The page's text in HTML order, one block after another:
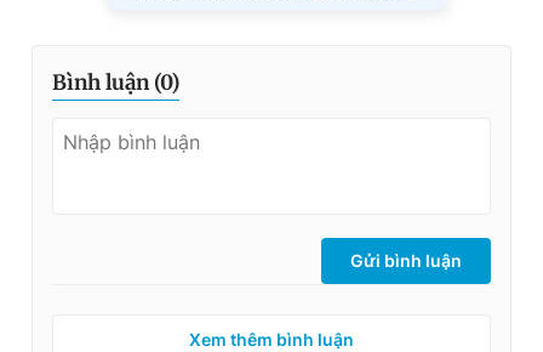
Bình luận (0)
Gửi bình luận
Xem thêm bình luận